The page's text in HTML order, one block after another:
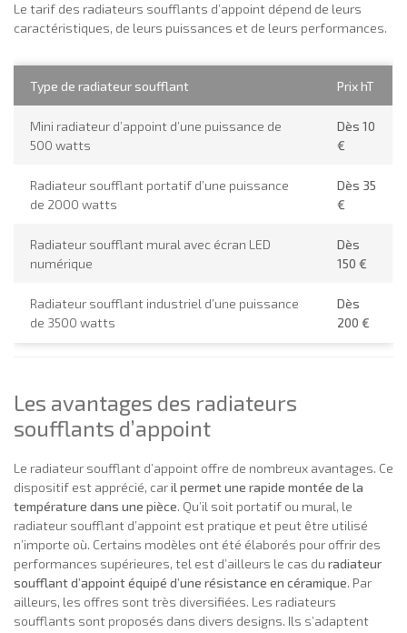
Le tarif des radiateurs soufflants d’appoint dépend de leurs
caractéristiques, de leurs puissances et de leurs performances.
Type de radiateur soufflant Prix hT
Mini radiateur d’appoint d’une puissance de
500 watts
Dès 10
€
Radiateur soufflant portatif d’une puissance
de 2000 watts
Dès 35
€
Radiateur soufflant mural avec écran LED
numérique
Dès
150 €
Radiateur soufflant industriel d’une puissance
de 3500 watts
Dès
200 €
Les avantages des radiateurs
soufflants d’appoint
Le radiateur soufflant d’appoint offre de nombreux avantages. Ce
dispositif est apprécié, caril permet une rapide montée de la
température dans une pièce. Qu’il soit portatif ou mural, le
radiateur soufflant d’appoint est pratique et peut être utilisé
n’importe où. Certains modèles ont été élaborés pour offrir des
performances supérieures, tel est d’ailleurs le cas du radiateur
soufflant d’appoint équipé d’une résistance en céramique. Par
ailleurs, les offres sont très diversifiées. Les radiateurs
soufflants sont proposés dans divers designs. Ils s’adaptent